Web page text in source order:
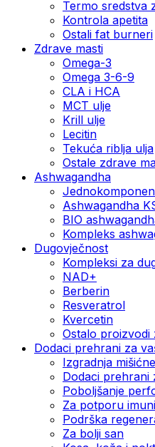
Termo sredstva
Kontrola apetita
Ostali fat burneri
Zdrave masti
Omega-3
Omega 3-6-9
CLA i HCA
MCT ulje
Krill ulje
Lecitin
Tekuća riblja ulja
Ostale zdrave
Ashwagandha
Ashwagandha
BIO
Kompleks
Dugovječnost
Kompleksi za
NAD+
Berberin
Resveratrol
Kvercetin
Ostalo proizvodi
Dodaci prehrani za
Izgradnja
Dodaci prehrani
Poboljšanje
Za potporu
Podrška
Za bolji san